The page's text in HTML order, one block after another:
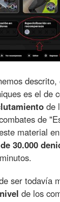
descrito,
es el de
de
de
material
30.000
ser todavía
de los